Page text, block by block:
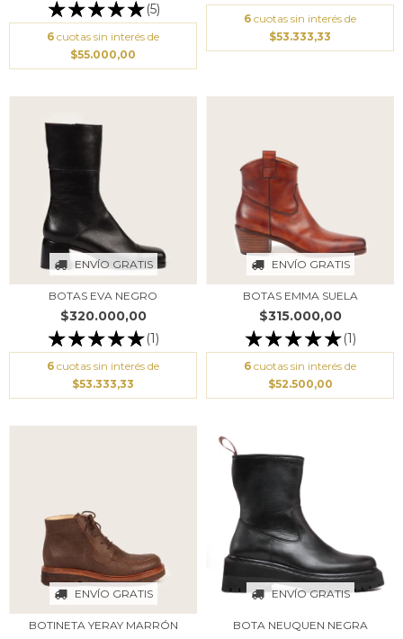
(5)
6 cuotas sin interés de
$55.000,00
6 cuotas sin interés de
$53.333,33
ENVÍO GRATIS
BOTAS EVA NEGRO
$320.000,00
(1)
6 cuotas sin interés de
$53.333,33
ENVÍO GRATIS
BOTAS EMMA SUELA
$315.000,00
(1)
6 cuotas sin interés de
$52.500,00
ENVÍO GRATIS
BOTINETA YERAY MARRÓN
ENVÍO GRATIS
BOTA NEUQUEN NEGRA